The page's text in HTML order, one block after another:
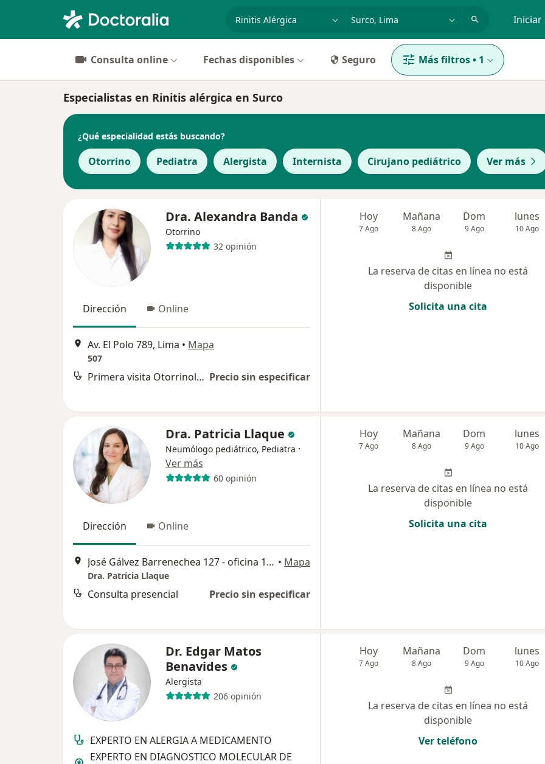
especialidad, enfermedad o nombre Iniciar
Consulta online Fechas disponibles Seguro Más filtros• 1
Especialistas en Rinitis alérgica en Surco
¿Qué especialidad estás buscando?
Otorrino Pediatra Alergista Internista Cirujano pediátrico Ver más
Dra. Alexandra Banda
Otorrino
32 opinión
Dirección Online
Av. El Polo 789, Lima • Mapa
507
Primera visita Otorrinolaringología Precio sin especificar
Hoy
7 Ago
Mañana
8 Ago
Dom
9 Ago
lunes
10 Ago
La reserva de citas en línea no está
disponible
Solicita una cita
Dra. Patricia Llaque
Neumólogo pediátrico, Pediatra ·
Ver más
60 opinión
Dirección Online
José Gálvez Barrenechea 127 - oficina 102, San Isidro • Mapa
Dra. Patricia Llaque
Consulta presencial Precio sin especificar
Hoy
7 Ago
Mañana
8 Ago
Dom
9 Ago
lunes
10 Ago
La reserva de citas en línea no está
disponible
Solicita una cita
Dr. Edgar Matos
Benavides
Alergista
206 opinión
EXPERTO EN ALERGIA A MEDICAMENTO
EXPERTO EN DIAGNOSTICO MOLECULAR DE
Hoy
7 Ago
Mañana
8 Ago
Dom
9 Ago
lunes
10 Ago
La reserva de citas en línea no está
disponible
Ver teléfono